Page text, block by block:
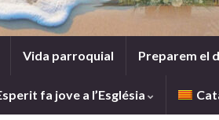
Vida parroquial Preparem el
fa jove a l’Església